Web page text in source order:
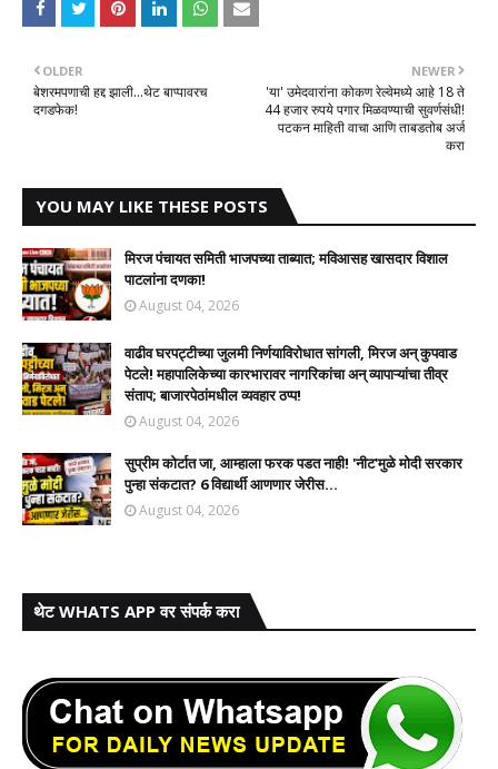
NEWER
'या' उमेदवारांना कोकण रेल्वेमध्ये आहे 18 ते
44 हजार रुपये पगार मिळवण्याची सुवर्णसंधी!
पटकन माहिती वाचा आणि ताबडतोब अर्ज
करा
OLDER
बेशरमपणाची हद्द झाली...थेट बाप्पावरच
दगडफेक!
YOU MAY LIKE THESE POSTS
मिरज पंचायत समिती भाजपच्या ताब्यात; मविआसह खासदार विशाल
पाटलांना दणका!
August 04, 2026
वाढीव घरपट्टीच्या जुलमी निर्णयाविरोधात सांगली, मिरज अन् कुपवाड
पेटले! महापालिकेच्या कारभारावर नागरिकांचा अन् व्यापाऱ्यांचा तीव्र
संताप; बाजारपेठांमधील व्यवहार ठप्प!​
August 04, 2026
सुप्रीम कोर्टात जा, आम्हाला फरक पडत नाही! 'नीट'मुळे मोदी सरकार
पुन्हा संकटात? 6 विद्यार्थी आणणार जेरीस...
August 04, 2026
थेट WHATS APP वर संपर्क करा